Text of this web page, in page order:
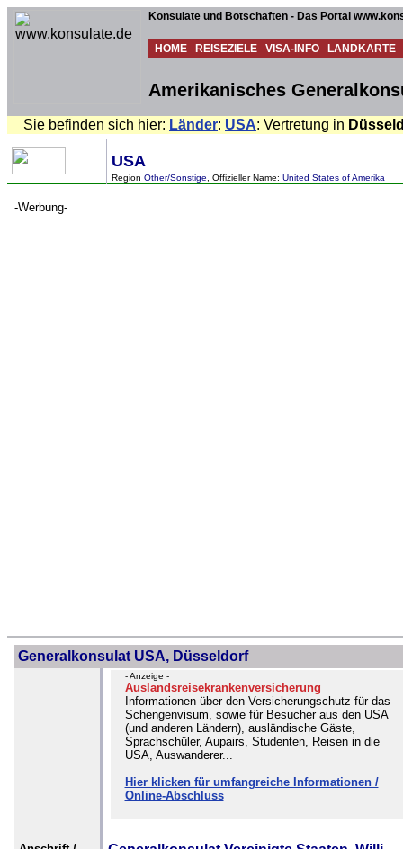
Konsulate und Botschaften - Das Portal
HOME REISEZIELE VISA-INFO LANDKARTE
Amerikanisches
Sie befinden sich hier: Länder: USA: Vertretung in
USA
Region Other/Sonstige , Offizieller Name: United States of Amerika
-Werbung-
Generalkonsulat USA, Düsseldorf
- Anzeige -
Auslandsreisekrankenversicherung
Informationen über den Versicherungschutz für das
Schengenvisum, sowie für Besucher aus den USA
(und anderen Ländern), ausländische Gäste,
Sprachschüler, Aupairs, Studenten, Reisen in die
USA, Auswanderer...
Hier klicken für umfangreiche Informationen /
Online-Abschluss